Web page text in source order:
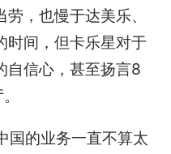
，也慢于达美乐、
时间，但卡乐星对于
自信心，甚至扬言8
国的业务一直不算太